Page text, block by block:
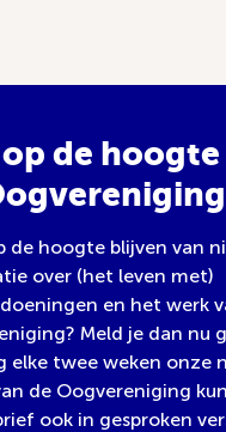
de hoogte
de hoogte blijven van
over (het leven met)
en het werk
Meld je dan nu
elke twee weken onze
de Oogvereniging
ook in gesproken